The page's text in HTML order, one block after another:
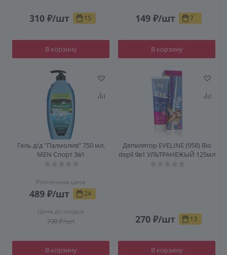
310 ₽/шт 15
В корзину
149 ₽/шт 7
В корзину
Гель д/д "Палмолив" 750 мл.
MEN Спорт 3в1
Розничная цена
489 ₽/шт 24
Цена до скидки
730₽/шт
В корзину
Депилятор EVELINE (958) Bio
depil 9в1 УЛЬТРАНЕЖЫЙ 125мл
270 ₽/шт 13
В корзину